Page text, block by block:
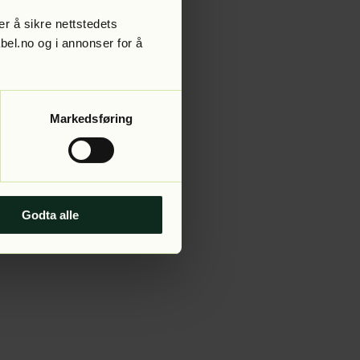
å sikre nettstedets
og i annonser for å
Markedsføring
Godta alle